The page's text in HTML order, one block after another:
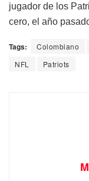
jugador de los
cero, el año
Tags: Colombiano
NFL
Patriots